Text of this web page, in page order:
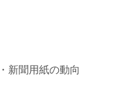
新聞用紙の動向